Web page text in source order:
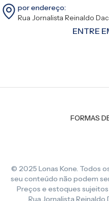
por endereço:
Rua Jornalista Reinaldo
ENTRE
FORMAS
© 2025 Lonas Kone. Todos
seu conteúdo não podem
Preços e estoques
Rua Jornalista Reinaldo